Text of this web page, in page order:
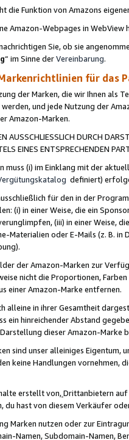
die Funktion von Amazons
Amazon-Webpages in WebView
Sie, ob sie
“ im Sinne derVereinbarung.
für das
der Marken, die wir Ihnen als
und jede Nutzung der
Amazon-Marken.
AUSSCHLIESSLICH DURCH
EINES ENTSPRECHENDEN
muss (i) im Einklang mit der
definiert)
für den in der
(i) in einer Weise, die ein
(iii) in einer Weise,
Materialien oder E-Mails (z. B. in
der Amazon-Marken zur
nicht die Proportionen,
einer Amazon-Marke entfernen.
alleine in ihrer Gesamtheit
ein hinreichender Abstand
dieser Amazon-Marke
sind unser alleiniges
keine Handlungen vornehmen,
erstellt von,Drittanbietern auf
du hast von diesem Verkäufer
Marken nutzen oder zur
Namen, Subdomain-Namen,